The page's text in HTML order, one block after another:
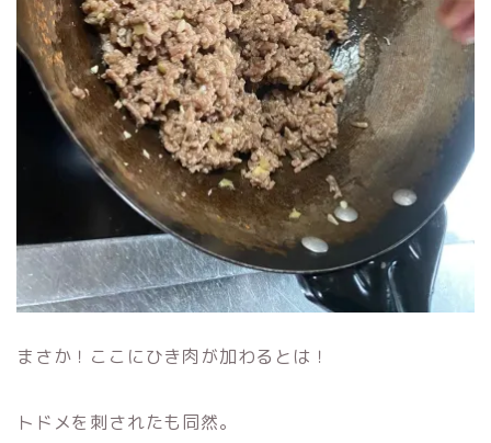
まさか！ここにひき肉が加わるとは！
トドメを刺されたも同然。